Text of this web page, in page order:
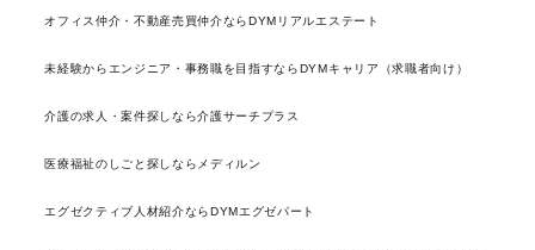
オフィス仲介・不動産売買仲介ならDYMリアルエステート
未経験からエンジニア・事務職を目指すならDYMキャリア（求職者向け）
介護の求人・案件探しなら介護サーチプラス
医療福祉のしごと探しならメディルン
エグゼクティブ人材紹介ならDYMエグゼパート